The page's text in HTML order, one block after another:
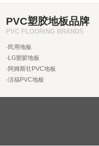
PVC塑胶地板品牌
PVC FLOORING BRANDS
· 民用地板
· LG塑胶地板
·阿姆斯壮PVC地板
·洁福PVC地板